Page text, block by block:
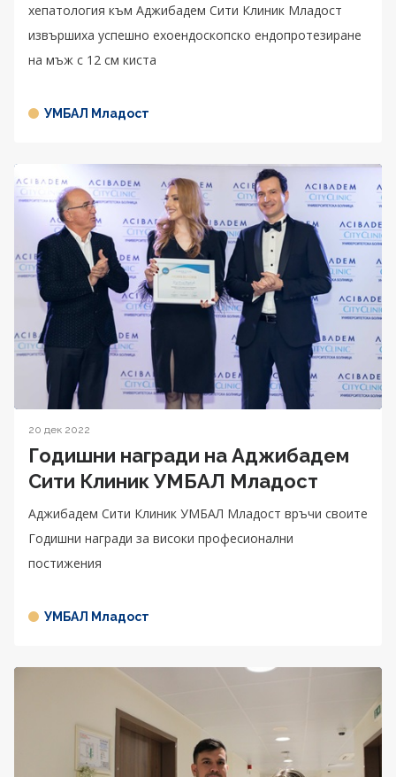
хепатология към Аджибадем Сити Клиник Младост
извършиха успешно ехоендоскопско ендопротезиране
на мъж с 12 см киста
УМБАЛ Младост
20 дек 2022
Годишни награди на Аджибадем
Сити Клиник УМБАЛ Младост
Аджибадем Сити Клиник УМБАЛ Младост връчи своите
Годишни награди за високи професионални
постижения
УМБАЛ Младост